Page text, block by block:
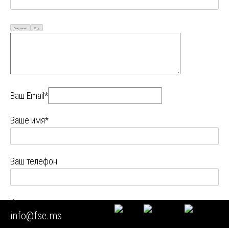
Визуально Код
Ваш Email*
Ваше имя*
Ваш телефон
Ваш город
info@fse.ms